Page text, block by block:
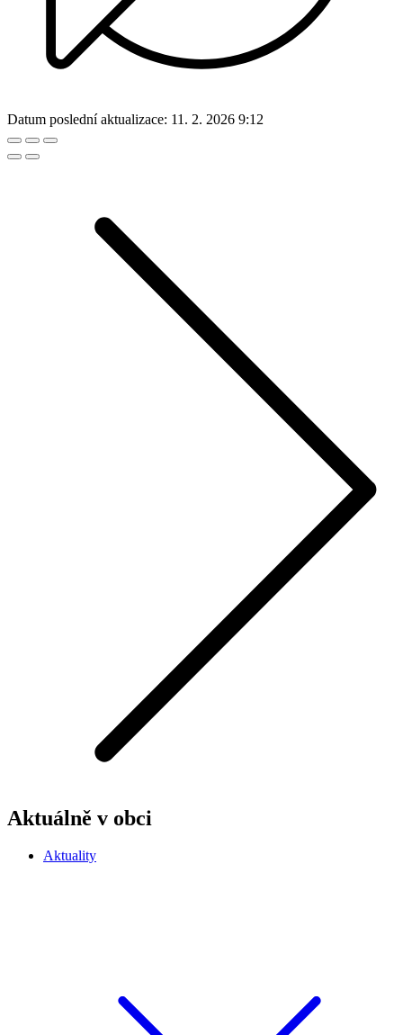
Datum poslední aktualizace: 11. 2. 2026 9:12
Aktuálně v obci
Aktuality